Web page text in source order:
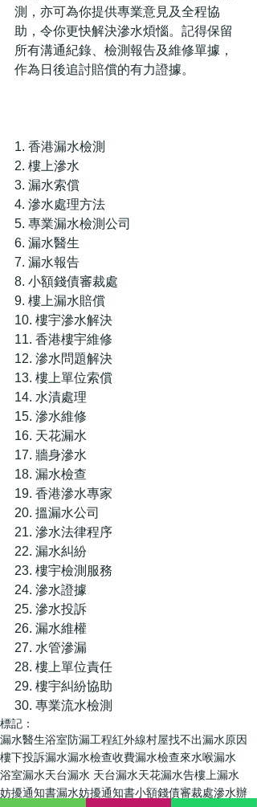
測，亦可為你提供專業意見及全程協
助，令你更快解決滲水煩惱。記得保留
所有溝通紀錄、檢測報告及維修單據，
作為日後追討賠償的有力證據。
1. 香港漏水檢測
2. 樓上滲水
3. 漏水索償
4. 滲水處理方法
5. 專業漏水檢測公司
6. 漏水醫生
7. 漏水報告
8. 小額錢債審裁處
9. 樓上漏水賠償
10. 樓宇滲水解決
11. 香港樓宇維修
12. 滲水問題解決
13. 樓上單位索償
14. 水漬處理
15. 滲水維修
16. 天花漏水
17. 牆身滲水
18. 漏水檢查
19. 香港滲水專家
20. 搵漏水公司
21. 滲水法律程序
22. 漏水糾紛
23. 樓宇檢測服務
24. 滲水證據
25. 滲水投訴
26. 漏水維權
27. 水管滲漏
28. 樓上單位責任
29. 樓宇糾紛協助
30. 專業流水檢測
標記：
漏水醫生浴室防漏工程紅外線村屋找不出漏水原因
樓下投訴漏水漏水檢查收費漏水檢查來水喉漏水
浴室漏水天台漏水 天台漏水天花漏水告樓上漏水
妨擾通知書漏水妨擾通知書小額錢債審裁處滲水辦